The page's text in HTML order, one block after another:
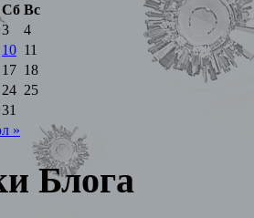
Сб Вс
»
3
4
10 11
17 18
24 25
31
Блога